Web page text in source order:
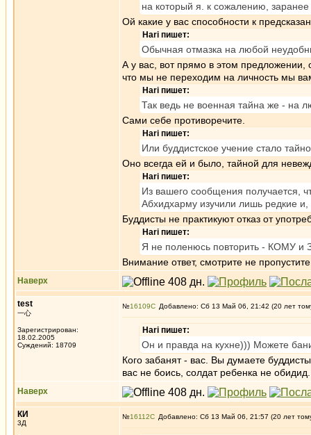
на который я. к сожалению,
Ой какие у вас способности к
Hari пишет:
Обычная отмазка на любой
А у вас, вот прямо в этом предложении,
что мы не переходим на личность мы
Hari пишет:
Так ведь не военная тайна же - на
Сами себе противоречите.
Hari пишет:
Или буддистское учение стало
Оно всегда ей и было, тайной для
Hari пишет:
Из вашего сообщения получается,
Абхидхарму изучили лишь редкие
Буддисты не практикуют отказ от
Hari пишет:
Я не поленюсь повторить - КОМУ и
Внимание ответ, смотрите не
Наверх
test
一心
Зарегистрирован:
18.02.2005
Суждений: 18709
№16109 Добавлено: Сб 13 Май 06, 21:42 (20 лет
Hari пишет:
Он и правда на кухне))) Можете
Кого забанят - вас. Вы думаете
вас не боись, солдат ребенка не обидид.
Наверх
КИ
3Д
№16112 Добавлено: Сб 13 Май 06, 21:57 (20 лет